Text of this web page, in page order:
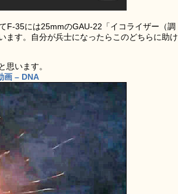
F-35には25mmのGAU-22「イコライザー（調
ます。自分が兵士になったらこのどちらに助け
思います。
画 – DNA